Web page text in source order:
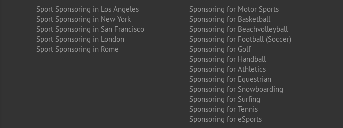
Sport Sponsoring in Los Angeles
Sport Sponsoring in New York
Sport Sponsoring in San Francisco
Sport Sponsoring in London
Sport Sponsoring in Rome
Sponsoring for Motor Sports
Sponsoring for Basketball
Sponsoring for Beachvolleyball
Sponsoring for Football (Soccer)
Sponsoring for Golf
Sponsoring for Handball
Sponsoring for Athletics
Sponsoring for Equestrian
Sponsoring for Snowboarding
Sponsoring for Surfing
Sponsoring for Tennis
Sponsoring for eSports